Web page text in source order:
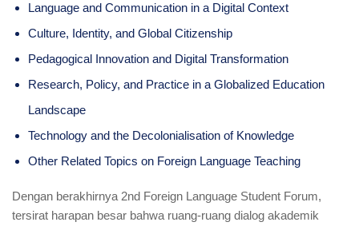
Language and Communication in a Digital Context
Culture, Identity, and Global Citizenship
Pedagogical Innovation and Digital Transformation
Research, Policy, and Practice in a Globalized Education
Landscape
Technology and the Decolonialisation of Knowledge
Other Related Topics on Foreign Language Teaching
Dengan berakhirnya 2nd Foreign Language Student Forum,
tersirat harapan besar bahwa ruang-ruang dialog akademik